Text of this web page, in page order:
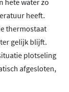
heeft.
thermostaat
gelijk blijft.
plotseling
afgesloten,